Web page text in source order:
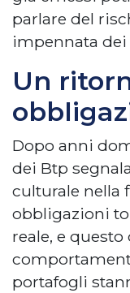
parlare del
impennata
Un
Dopo anni
dei Btp
culturale nella
obbligazioni
reale, e
portafogli